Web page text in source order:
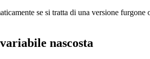
se si tratta di una versione
nascosta